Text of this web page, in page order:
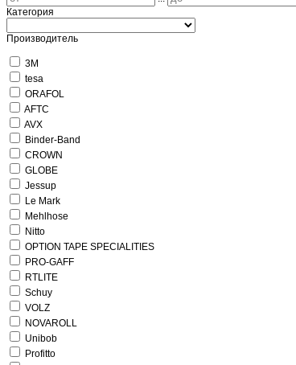
Категория
Производитель
3M
tesa
ORAFOL
AFTC
AVX
Binder-Band
CROWN
GLOBE
Jessup
Le Mark
Mehlhose
Nitto
OPTION TAPE SPECIALITIES
PRO-GAFF
RTLITE
Schuy
VOLZ
NOVAROLL
Unibob
Profitto